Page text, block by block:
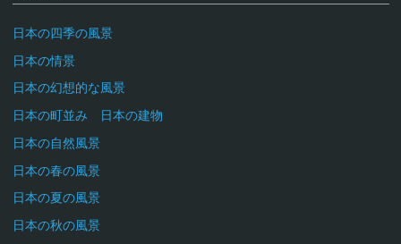
日本の四季の風景
日本の情景
日本の幻想的な風景
日本の町並み 日本の建物
日本の自然風景
日本の春の風景
日本の夏の風景
日本の秋の風景